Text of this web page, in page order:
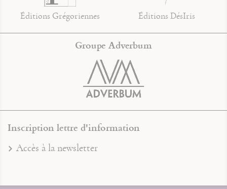
Éditions Grégoriennes Éditions DésIris
Groupe Adverbum
Inscription lettre d'information
Accès à la newsletter